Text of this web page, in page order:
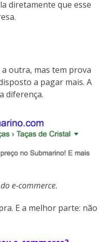
diretamente que esse
outra, mas tem prova
a pagar mais. A
diferença.
e-commerce.
E a melhor parte: não